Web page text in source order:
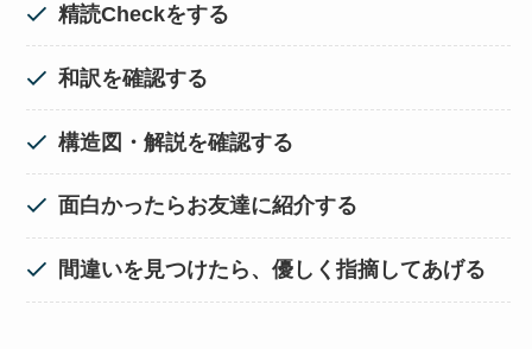
精読Checkをする
和訳を確認する
構造図・解説を確認する
面白かったらお友達に紹介する
間違いを見つけたら、優しく指摘してあげる